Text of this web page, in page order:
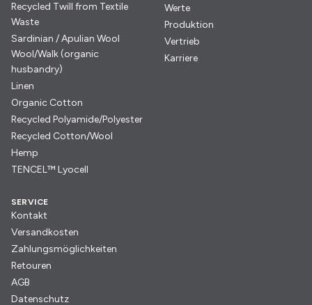
Recycled Twill from Textile
Waste
Sardinian / Apulian Wool
Wool/Walk (organic
husbandry)
Linen
Organic Cotton
Recycled Polyamide/Polyester
Recycled Cotton/Wool
Hemp
TENCEL™ Lyocell
Werte
Produktion
Vertrieb
Karriere
SERVICE
Kontakt
Versandkosten
Zahlungsmöglichkeiten
Retouren
AGB
Datenschutz